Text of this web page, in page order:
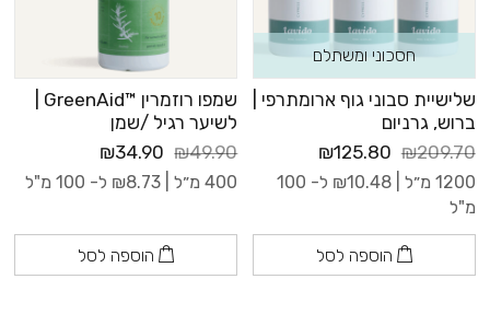
חסכוני ומשתלם
שלישיית סבוני גוף ארומתרפי |
ברוש, גרניום
₪209.70
₪125.80
1200 מ״ל | ₪10.48
ל- 100
מ"ל
הוספה לסל
לשיער רגיל /שמן
₪49.90
₪34.90
400 מ״ל | ₪8.73 ל- 100 מ"ל
הוספה לסל